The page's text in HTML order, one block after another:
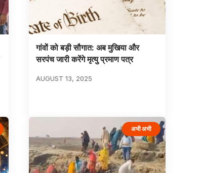
गांवों को बड़ी सौगात: अब मुखिया और
सरपंच जारी करेंगे मृत्यु प्रमाण पत्र
AUGUST 13, 2025
अभी अभी